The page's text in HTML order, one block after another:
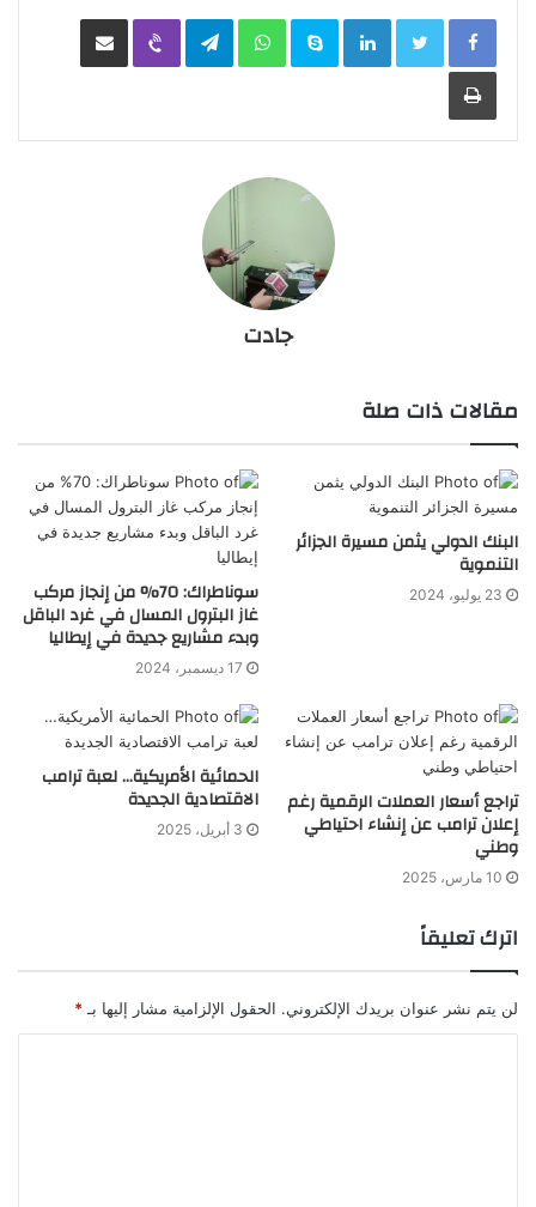
LinkedIn
Skype
WhatsApp
Telegram
Viber مشاركة عبر البريد
طباعة
جادت
مقالات ذات صلة
البنك الدولي يثمن مسيرة الجزائر
التنموية
23 يوليو، 2024 سوناطراك: 70% من إنجاز مركب
غاز البترول المسال في غرد الباقل
وبدء مشاريع جديدة في إيطاليا
17 ديسمبر، 2024
تراجع أسعار العملات الرقمية رغم
إعلان ترامب عن إنشاء احتياطي
وطني
10 مارس، 2025
الحمائية الأمريكية… لعبة ترامب
الاقتصادية الجديدة
3 أبريل، 2025
اترك تعليقاً
لن يتم نشر عنوان بريدك الإلكتروني. الحقول الإلزامية مشار إليها بـ *